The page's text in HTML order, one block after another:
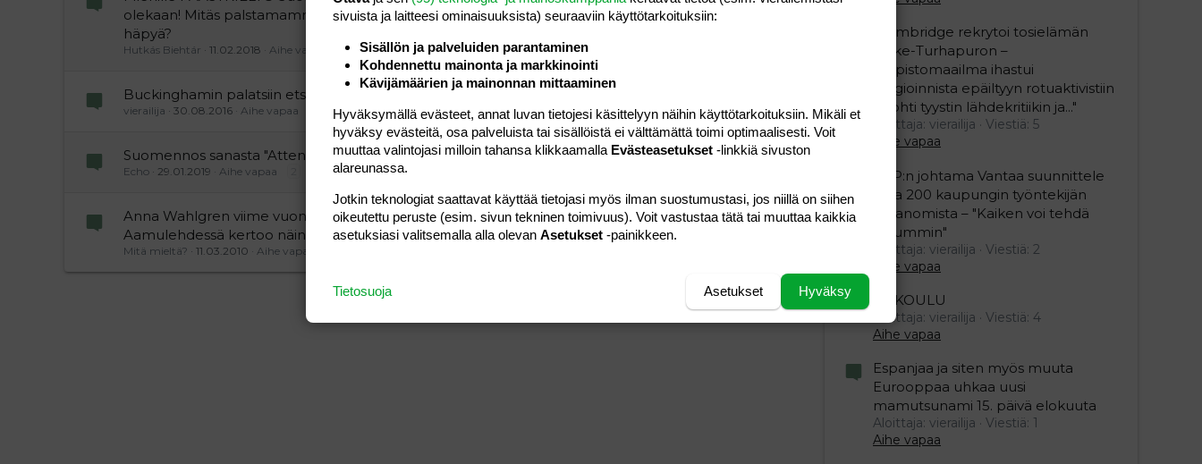
olekaan! Mitäs palstamammat, onko Kristiinalla
häpyä?
Hutkás Biehtár 11.02.2018 Aihe vapaa
Luettu 1K
vierailija
Buckinghamin palatsiin etsitään siivoojaa
vierailija 30.08.2016 Aihe vapaa Luettu 456
vierailija
Suomennos sanasta "Attendo"=odotat palvelua?
Echo 29.01.2019 Aihe vapaa
Viestiä 34
30.01.2024
Anna Wahlgren viime vuonna, 67-vuotiaana
Aamulehdessä kertoo näin:
Mitä mieltä? 11.03.2010 Aihe vapaa
Viestiä 7
Luettu 9K
13.06.2026
"Cambridge rekrytoi tosielämän
woke-Turhapuron –
yliopistomaailma ihastui
plagioinnista epäiltyyn rotuaktivistiin
unohti tyystin lähdekritiikin ja..."
Aloittaja: vierailija
Viestiä: 5
Aihe vapaa
SDP:n johtama Vantaa suunnittele
jopa 200 kaupungin työntekijän
irtisanomista – "Kaiken voi tehdä
reilummin"
Aloittaja: vierailija
Viestiä: 2
Aihe vapaa
ESIKOULU
Aloittaja: vierailija
Viestiä: 4
Aihe vapaa
Espanjaa ja siten myös muuta
Eurooppaa uhkaa uusi
mamutsunami 15. päivä elokuuta
Aloittaja: vierailija
Viestiä: 1
Aihe vapaa
sivuista ja laitteesi ominaisuuk­sista) seuraaviin käyttötarkoituksiin:
Sisällön ja palveluiden parantaminen
Kohdennettu mainonta ja markkinointi
Kävijämäärien ja mainonnan mittaaminen
Hyväksymällä evästeet, annat luvan tietojesi käsittelyyn näihin käyttötarkoituksiin. Mikäli et
hyväksy evästeitä, osa palveluista tai sisällöistä ei välttämättä toimi optimaalisesti. Voit
muuttaa valintojasi milloin tahansa klikkaamalla Evästeasetukset -linkkiä sivuston
alareunassa.
Jotkin teknologiat saattavat käyttää tietojasi myös ilman suostumustasi, jos niillä on siihen
oikeutettu peruste (esim. sivun tekninen toimivuus). Voit vastustaa tätä tai muuttaa kaikkia
asetuksiasi valitsemalla alla olevan Asetukset -painikkeen.
Hyväksy
Asetukset
Tietosuoja